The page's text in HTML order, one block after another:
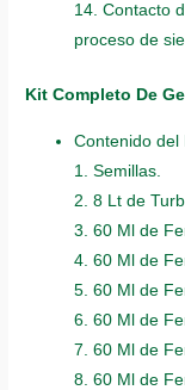
14. Contacto
proceso de
Kit Completo De
Contenido del
1. Semillas.
2. 8 Lt de
3. 60 Ml de
4. 60 Ml de
5. 60 Ml de
6. 60 Ml de
7. 60 Ml de
8. 60 Ml de